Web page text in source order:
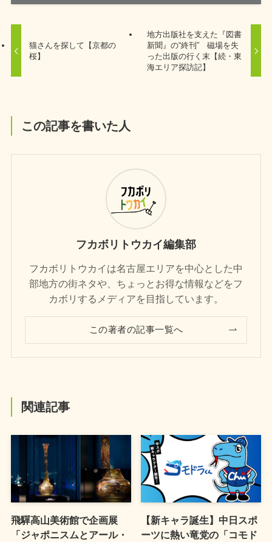
猫さんを探して【京都の
桜】
地方出版社を支えた『図書
新聞』の“終刊” 磁場を失
った出版の行く末【続・東
海エリア探訪記】
この記事を書いた人
フカボリトウカイ編集部
フカボリトウカイは名古屋エリアを中心とした中
部地方の街ネタや、ちょっとお得な情報などをフ
カボリするメディアを目指しています。
この著者の記事一覧へ
関連記事
飛驒高山美術館で企画展
「ジャポニスムとアール・
【新キャラ誕生】中日スポ
ーツに熱い竜党の「コモド